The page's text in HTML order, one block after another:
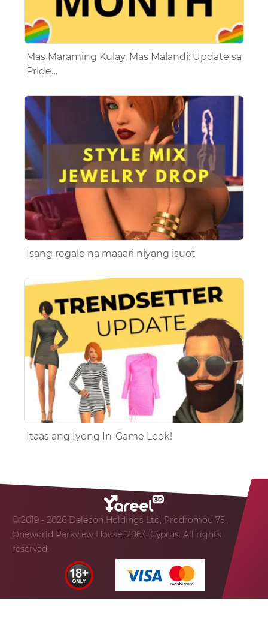
Mas Maraming Kulay, Mas Malandi: Update sa
Pride…
Isang regalo na maaari niyang isuot
Itaas ang Iyong In-Game Look!
© 2019 - 2026 Delecon Holdings Ltd, Prodromou 75,
Oneworld Parkview House, 2063, Cyprus. All rights
reserved.